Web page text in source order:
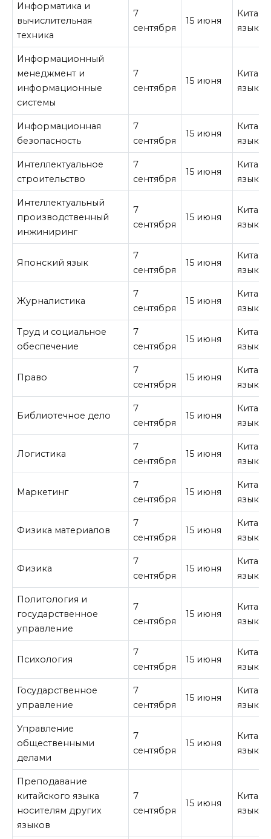
Информатика и
вычислительная
техника
7
сентября
15 июня
язык
Информационный
менеджмент и
информационные
системы
7
сентября
15 июня
язык
Информационная
безопасность
7
сентября
15 июня
язык
Интеллектуальное
строительство
7
сентября
15 июня
язык
Интеллектуальный
производственный
инжиниринг
7
сентября
15 июня
язык
Японский язык
7
сентября
15 июня
язык
Журналистика
7
сентября
15 июня
язык
Труд и социальное
обеспечение
7
сентября
15 июня
язык
Право
7
сентября
15 июня
язык
Библиотечное дело
7
сентября
15 июня
язык
Логистика
7
сентября
15 июня
язык
Маркетинг
7
сентября
15 июня
язык
Физика материалов
7
сентября
15 июня
язык
Физика
7
сентября
15 июня
язык
Политология и
государственное
управление
7
сентября
15 июня
язык
Психология
7
сентября
15 июня
язык
Государственное
управление
7
сентября
15 июня
язык
Управление
общественными
делами
7
сентября
15 июня
язык
Преподавание
китайского языка
носителям других
языков
7
сентября
15 июня
язык